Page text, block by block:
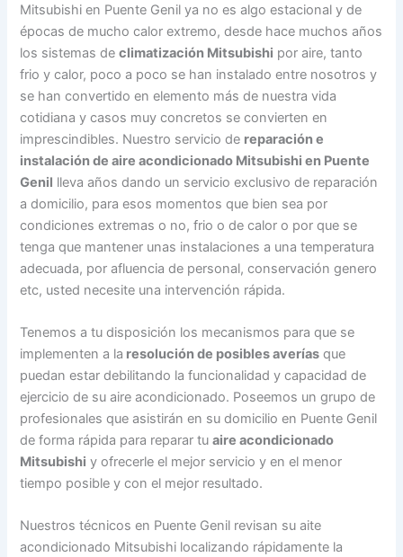
Mitsubishi en Puente Genil ya no es algo estacional y de
épocas de mucho calor extremo, desde hace muchos años
los sistemas declimatización Mitsubishi por aire, tanto
frio y calor, poco a poco se han instalado entre nosotros y
se han convertido en elemento más de nuestra vida
cotidiana y casos muy concretos se convierten en
imprescindibles. Nuestro servicio de reparación e
instalación de aire acondicionado Mitsubishi en Puente
Genil lleva años dando un servicio exclusivo de reparación
a domicilio, para esos momentos que bien sea por
condiciones extremas o no, frio o de calor o por que se
tenga que mantener unas instalaciones a una temperatura
adecuada, por afluencia de personal, conservación genero
etc, usted necesite una intervención rápida.
Tenemos a tu disposición los mecanismos para que se
implementen a la resolución de posibles averías que
puedan estar debilitando la funcionalidad y capacidad de
ejercicio de su aire acondicionado. Poseemos un grupo de
profesionales que asistirán en su domicilio en Puente Genil
de forma rápida para reparar tuaire acondicionado
Mitsubishi y ofrecerle el mejor servicio y en el menor
tiempo posible y con el mejor resultado.
Nuestros técnicos en Puente Genil revisan su aite
acondicionado Mitsubishi localizando rápidamente la